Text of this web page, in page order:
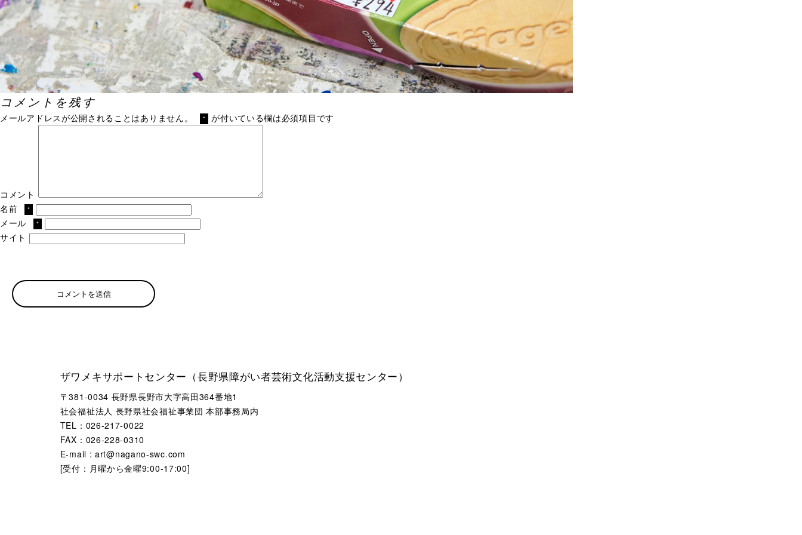
コメントを残す
メールアドレスが公開されることはありません。 * が付いている欄は必須項目です
コメント
名前
*
メール *
サイト
ザワメキサポートセンター（長野県障がい者芸術文化活動支援センター）
〒381-0034 長野県長野市大字高田364番地1
社会福祉法人 長野県社会福祉事業団 本部事務局内
TEL：026-217-0022
FAX：026-228-0310
E-mail : art@nagano-swc.com
[受付：月曜から金曜9:00-17:00]